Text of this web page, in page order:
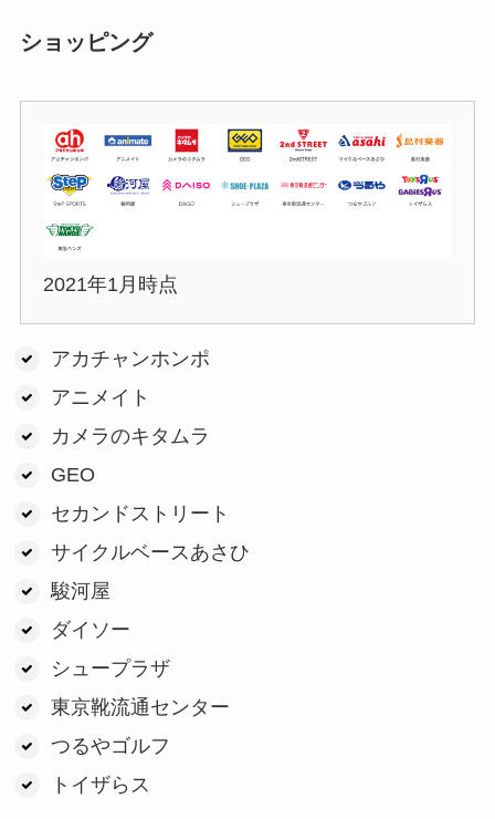
ショッピング
2021年1月時点
アカチャンホンポ
アニメイト
カメラのキタムラ
GEO
セカンドストリート
サイクルベースあさひ
駿河屋
ダイソー
シュープラザ
東京靴流通センター
つるやゴルフ
トイザらス